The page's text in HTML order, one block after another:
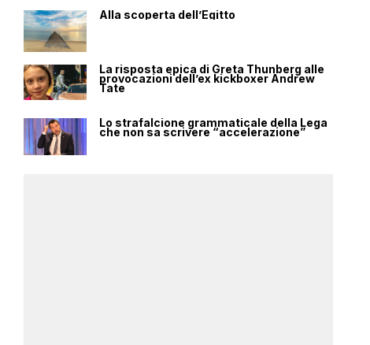
Alla scoperta dell’Egitto
La risposta epica di Greta Thunberg alle
provocazioni dell’ex kickboxer Andrew
Tate
Lo strafalcione grammaticale della Lega
che non sa scrivere “accelerazione”